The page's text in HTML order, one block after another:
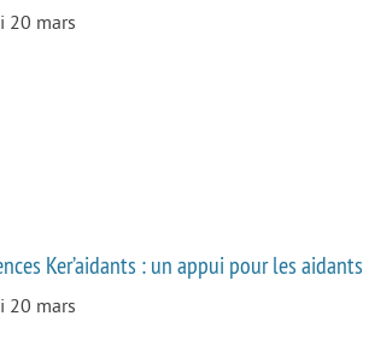
20 mars
Ker’aidants : un appui pour les aidants
20 mars